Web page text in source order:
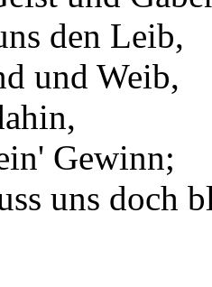
den Leib,
und Weib,
Gewinn;
uns doch